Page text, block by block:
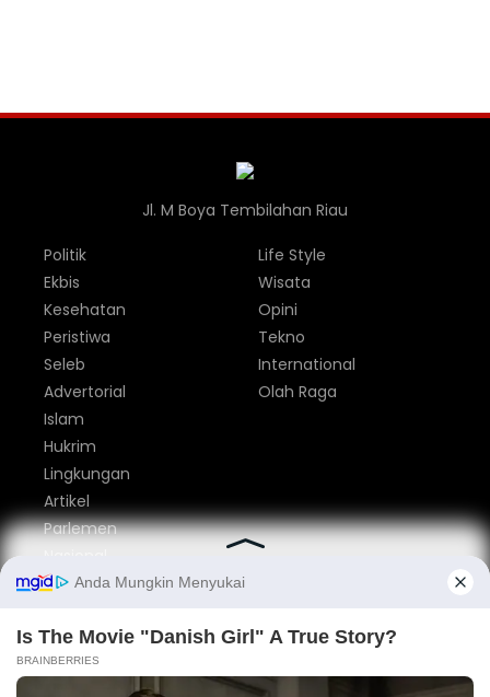
Jl. M Boya Tembilahan Riau
Politik
Ekbis
Kesehatan
Peristiwa
Seleb
Advertorial
Life Style
Wisata
Opini
Tekno
International
Olah Raga
Islam
Hukrim
Lingkungan
Artikel
Parlemen
Tentang Kami Redaksi
Pedoman Media Siber
Privacy Policy